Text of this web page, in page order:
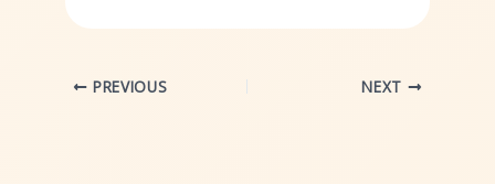
PREVIOUS NEXT